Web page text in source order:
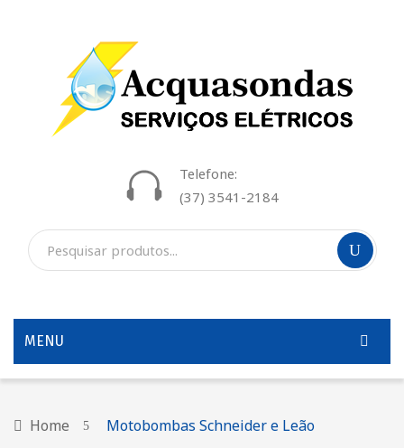
Telefone:
(37) 3541-2184
MENU
QUEM SOMOS
Home Motobombas Schneider e Leão